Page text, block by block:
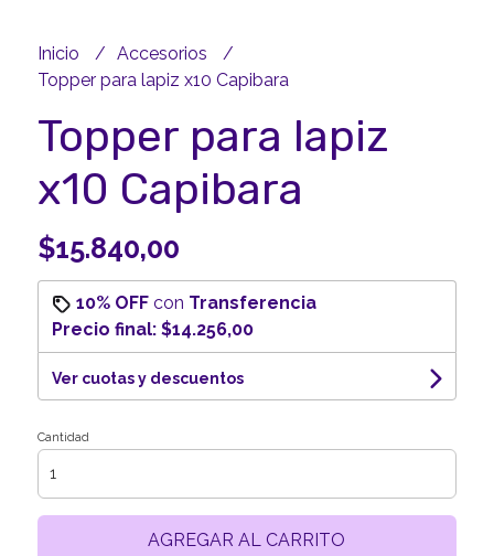
Inicio
Accesorios
Topper para lapiz x10 Capibara
Topper para lapiz
x10 Capibara
$15.840,00
10% OFFcon Transferencia
Precio final: $14.256,00
Ver cuotas y descuentos
Cantidad
AGREGAR AL CARRITO